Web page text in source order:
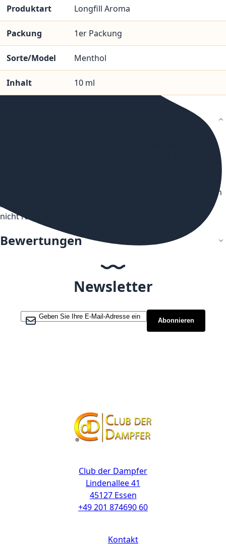
Produktart Longfill Aroma
Packung 1er Packung
Sorte/Model Menthol
Inhalt 10 ml
Geschmack von Menthol. Bitte beachten Sie, dass Aromen
hoch konzentriert sind und ein unverdünnter Gebrauch
nicht ratsam ist.
Bewertungen
Newsletter
Melden Sie sich für unseren Newsletter an:
Abonnieren
Club der Dampfer
Lindenallee 41
45127 Essen
+49 201 874690 60
Kontakt